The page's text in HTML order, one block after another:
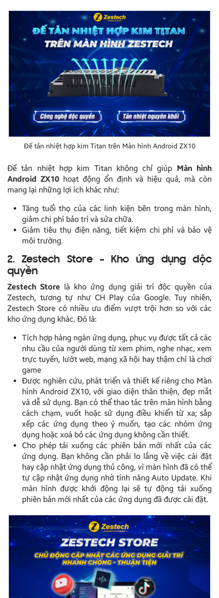
Đế tản nhiệt hợp kim Titan trên Màn hình Android ZX10
Đế tản nhiệt hợp kim Titan không chỉ giúp Màn hình
Android ZX10hoạt động ổn định và hiệu quả, mà còn
mang lại những lợi ích khác như:
Tăng tuổi thọ của các linh kiện bên trong màn hình,
giảm chi phí bảo trì và sửa chữa.
Giảm tiêu thụ điện năng, tiết kiệm chi phí và bảo vệ
môi trường.
2. Zestech Store – Kho ứng dụng độc
quyền
Zestech Store là kho ứng dụng giải trí độc quyền của
Zestech, tương tự như CH Play của Google. Tuy nhiên,
Zestech Store có nhiều ưu điểm vượt trội hơn so với các
kho ứng dụng khác. Đó là:
Tích hợp hàng ngàn ứng dụng, phục vụ được tất cả các
nhu cầu của người dùng từ xem phim, nghe nhạc, xem
trực tuyến, lướt web, mạng xã hội hay thậm chí là chơi
game
Được nghiên cứu, phát triển và thiết kế riêng cho Màn
hình Android ZX10, với giao diện thân thiện, đẹp mắt
và dễ sử dụng. Bạn có thể thao tác trên màn hình bằng
cách chạm, vuốt hoặc sử dụng điều khiển từ xa; sắp
xếp các ứng dụng theo ý muốn, tạo các nhóm ứng
dụng hoặc xoá bỏ các ứng dụng không cần thiết.
Cho phép tải xuống các phiên bản mới nhất của các
ứng dụng. Bạn không cần phải lo lắng về việc cài đặt
hay cập nhật ứng dụng thủ công, vì màn hình đã có thể
tự cập nhật ứng dụng nhờ tính năng Auto Update. Khi
màn hình được khởi động lại sẽ tự động tải xuống
phiên bản mới nhất của các ứng dụng đã được cài đặt.